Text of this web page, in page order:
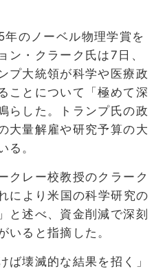
のノーベル物理学賞を
ン・クラーク氏は7日、
プ大統領が科学や医療政
ことについて「極めて深
らした。トランプ氏の政
大量解雇や研究予算の大
る。
クレー校教授のクラーク
により米国の科学研究の
と述べ、資金削減で深刻
いると指摘した。
ば壊滅的な結果を招く」